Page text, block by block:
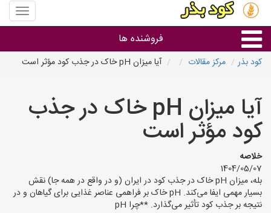
منوی
سایت
بذر
فروشنده ها
استان ها
کود بذر مرکز مقالات آیا میزان pH خاک در جذب کود مؤثر است
آیا میزان pH خاک در جذب
کود مؤثر است
خلاصه
1404/05/07
بله، میزان pH خاک در جذب کود در ایران (و در واقع در همه جا) نقش
بسیار مهمی ایفا می‌کند. pH خاک بر فراهمی عناصر غذایی برای گیاهان و در
نتیجه بر جذب کود تأثیر می‌گذارد. **چرا pH